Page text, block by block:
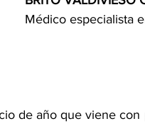
Médico especialista
de año que viene